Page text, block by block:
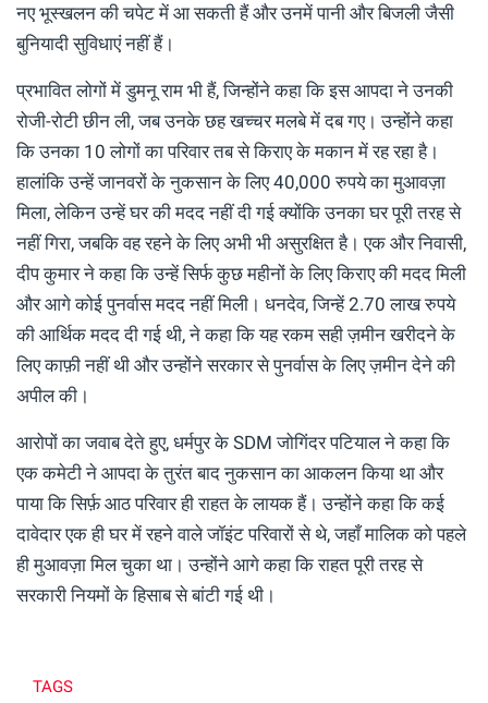
नए भूस्खलन की चपेट में आ सकती हैं और उनमें पानी और बिजली जैसी
बुनियादी सुविधाएं नहीं हैं।
प्रभावित लोगों में डुमनू राम भी हैं, जिन्होंने कहा कि इस आपदा ने उनकी
रोजी-रोटी छीन ली, जब उनके छह खच्चर मलबे में दब गए। उन्होंने कहा
कि उनका 10 लोगों का परिवार तब से किराए के मकान में रह रहा है।
हालांकि उन्हें जानवरों के नुकसान के लिए 40,000 रुपये का मुआवज़ा
मिला, लेकिन उन्हें घर की मदद नहीं दी गई क्योंकि उनका घर पूरी तरह से
नहीं गिरा, जबकि वह रहने के लिए अभी भी असुरक्षित है। एक और निवासी,
दीप कुमार ने कहा कि उन्हें सिर्फ कुछ महीनों के लिए किराए की मदद मिली
और आगे कोई पुनर्वास मदद नहीं मिली। धनदेव, जिन्हें 2.70 लाख रुपये
की आर्थिक मदद दी गई थी, ने कहा कि यह रकम सही ज़मीन खरीदने के
लिए काफ़ी नहीं थी और उन्होंने सरकार से पुनर्वास के लिए ज़मीन देने की
अपील की।
आरोपों का जवाब देते हुए, धर्मपुर के SDM जोगिंदर पटियाल ने कहा कि
एक कमेटी ने आपदा के तुरंत बाद नुकसान का आकलन किया था और
पाया कि सिर्फ़ आठ परिवार ही राहत के लायक हैं। उन्होंने कहा कि कई
दावेदार एक ही घर में रहने वाले जॉइंट परिवारों से थे, जहाँ मालिक को पहले
ही मुआवज़ा मिल चुका था। उन्होंने आगे कहा कि राहत पूरी तरह से
सरकारी नियमों के हिसाब से बांटी गई थी।
TAGS